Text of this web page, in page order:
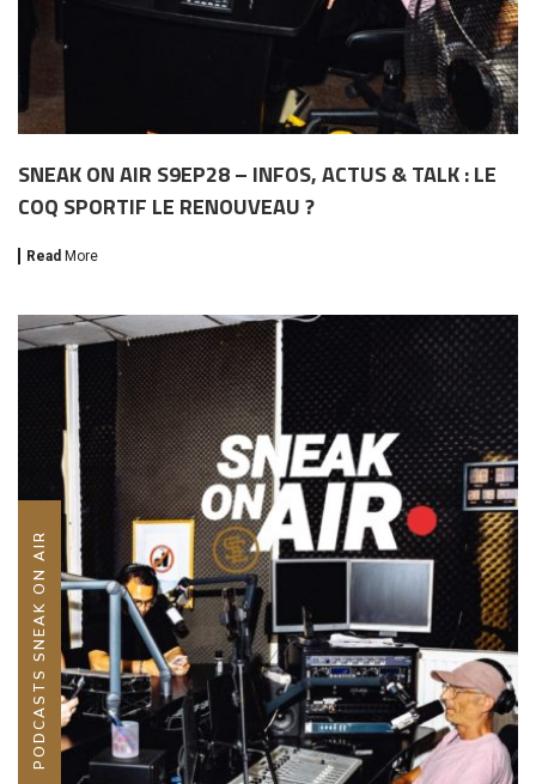
SNEAK ON AIR S9EP28 – INFOS, ACTUS & TALK : LE
COQ SPORTIF LE RENOUVEAU ?
Read More
PODCASTS SNEAK ON AIR